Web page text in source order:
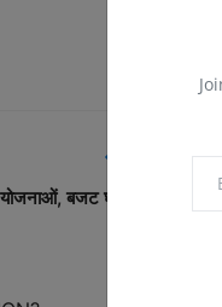
PREVIOUS
बजट घोषणाओं, सम्पर्क